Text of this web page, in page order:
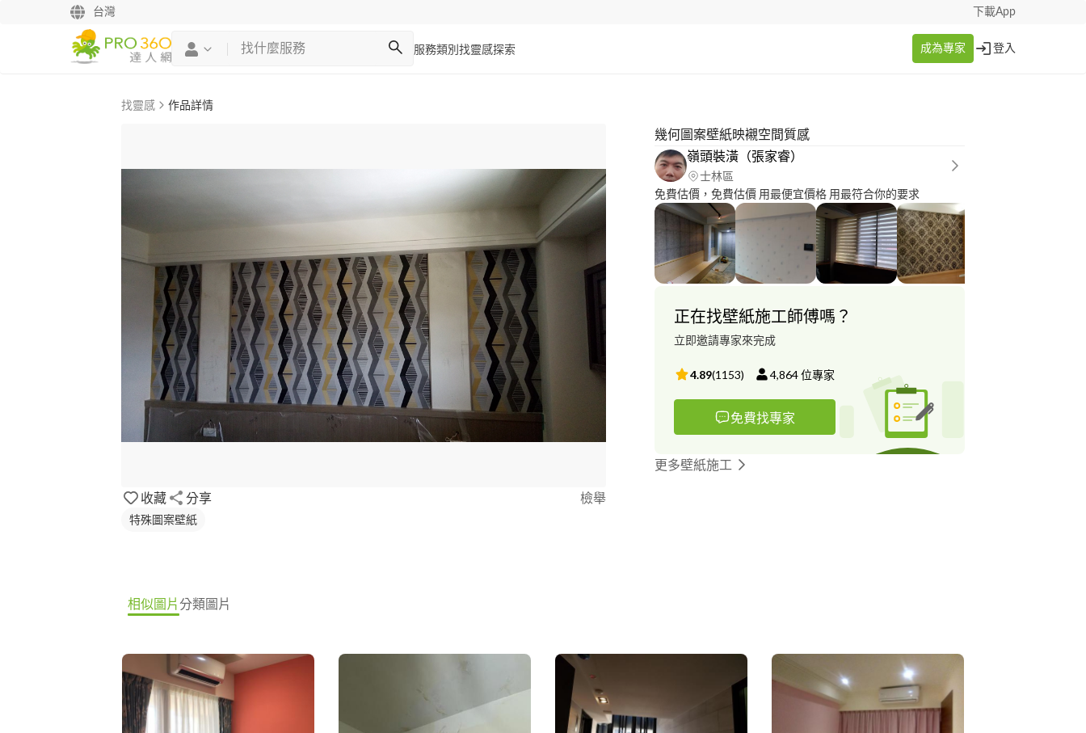
台灣 下載App
服務類別 找靈感探索 成為專家 登入
找靈感 作品詳情
收藏 分享 檢舉
特殊圖案壁紙
幾何圖案壁紙映襯空間質感
嶺頭裝潢（張家睿）
士林區
免費估價，免費估價 用最便宜價格 用最符合你的要求
正在找壁紙施工師傅嗎？
立即邀請專家來完成
4.89(1153) 4,864位專家
免費找專家
更多壁紙施工
相似圖片分類圖片